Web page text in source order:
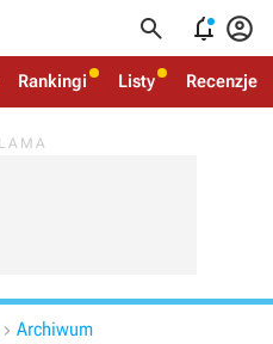
  
Rankingi Listy Recenzje
 Archiwum